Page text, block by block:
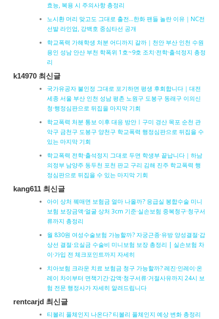
효능, 복용 시 주의사항 총정리
노시환 머리 맞고도 그대로 출전…한화 팬들 놀란 이유｜NC전
선발 라인업, 강백호 중심타선 공개
학교폭력 가해학생 처분 어디까지 갈까｜천안 부산 인천 수원
용인 성남 안산 부천 학폭위 1호~9호 조치·전학·출석정지 총정
리
k14970 최신글
국가유공자 불인정 그대로 포기하면 평생 후회합니다｜대전
세종 서울 부산 인천 성남 평촌 노원구 도봉구 동래구 이의신
청·행정심판으로 뒤집을 마지막 기회
학교폭력 처분 통보 이후 대응 방안ㅣ구미 경산 목포 순천 관
악구 금천구 도봉구 양천구 학교폭력 행정심판으로 뒤집을 수
있는 마지막 기회
학교폭력 전학·출석정지 그대로 두면 학생부 끝납니다｜하남
의정부 남양주 동두천 포천 판교 구리 김해 진주 학교폭력 행
정심판으로 뒤집을 수 있는 마지막 기회
kang611 최신글
아이 상처 꿰매면 보험금 얼마 나올까? 응급실 봉합수술 미니
보험 보장금액·얼굴 상처 3cm 기준·실손보험 중복청구·청구서
류까지 총정리
월 830원 여성수술보험 가능할까? 자궁근종·유방 양성결절·갑
상선 결절·요실금 수술비 미니보험 보장 총정리 | 실손보험 차
이·가입 전 체크포인트까지 자세히
치아보험 크라운 치료 보험금 청구 가능할까? 레진·인레이·온
레이 차이부터 면책기간·감액·청구서류·거절사유까지 24시 보
험 전문 행정사가 자세히 알려드립니다
rentcarjd 최신글
티볼리 풀체인지 나온다? 티볼리 풀체인지 예상 변화 총정리